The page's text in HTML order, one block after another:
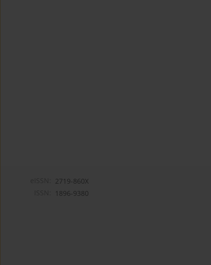
2719-860X
1896-9380